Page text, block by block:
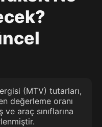
(MTV) tutarları,
değerleme oranı
araç sınıflarına